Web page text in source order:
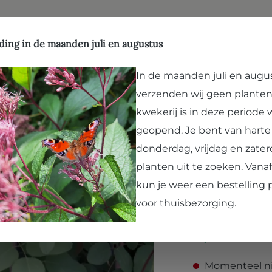
Akebia
Akebia,
Snel groeiende
bloemetjes zijn
tot boven, en
onstuimige groei,
Prijzen incl. BTW
Momenteel
in de maanden juli en augustus
In de maanden juli en
verzenden wij geen
kwekerij is in deze periode
geopend. Je bent van
donderdag, vrijdag en
planten uit te zoeken.
kun je weer een bestelling
voor thuisbezorging.